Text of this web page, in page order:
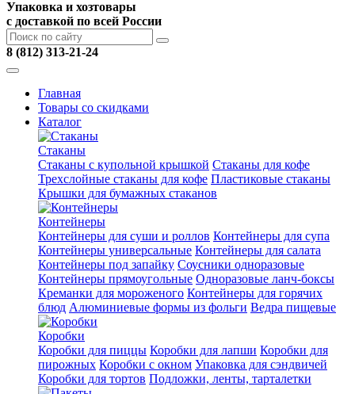
Упаковка и хозтовары
с доставкой по всей России
8 (812) 313-21-24
Главная
Товары со скидками
Каталог
Стаканы
Стаканы с купольной крышкой Стаканы для кофе
Трехслойные стаканы для кофе Пластиковые стаканы
Крышки для бумажных стаканов
Контейнеры
Контейнеры для суши и роллов Контейнеры для супа
Контейнеры универсальные Контейнеры для салата
Контейнеры под запайку Соусники одноразовые
Контейнеры прямоугольные Одноразовые ланч-боксы
Креманки для мороженого Контейнеры для горячих
блюд Алюминиевые формы из фольги Ведра пищевые
Коробки
Коробки для пиццы Коробки для лапши Коробки для
пирожных Коробки с окном Упаковка для сэндвичей
Коробки для тортов Подложки, ленты, тарталетки